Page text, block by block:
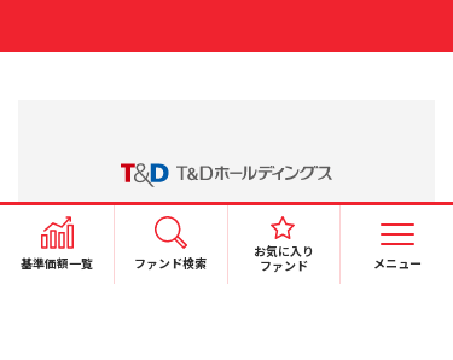
基準価額一覧 ファンド検索
お気に入り
ファンド
メニュー